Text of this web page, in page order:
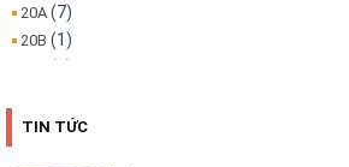
20A (7)
20B (1)
25B(4)
TIN TỨC